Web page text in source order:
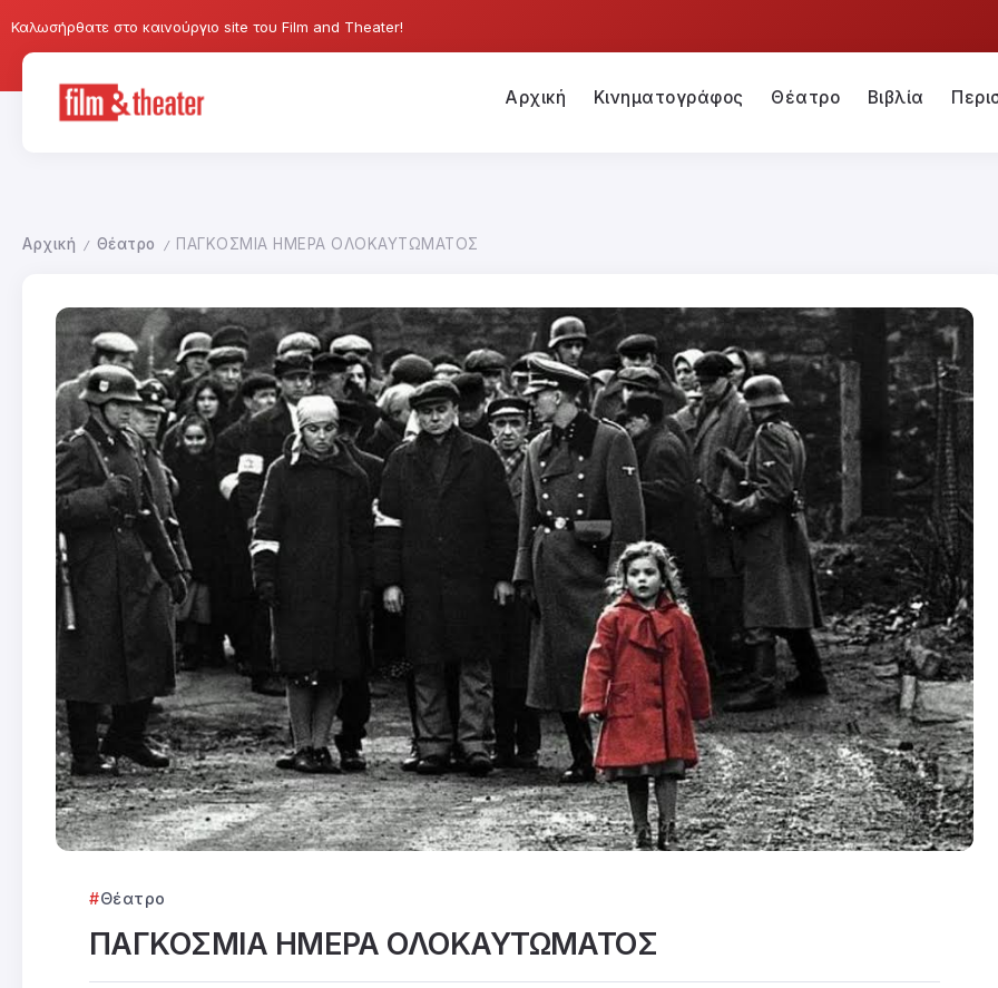
Καλωσήρθατε στο καινούργιο site του Film and Theater!
Αρχική Κινηματογράφος Θέατρο Βιβλία
Αρχική / Θέατρο / ΠΑΓΚΟΣΜΙΑ ΗΜΕΡΑ ΟΛΟΚΑΥΤΩΜΑΤΟΣ
Θέατρο
ΠΑΓΚΟΣΜΙΑ ΗΜΕΡΑ ΟΛΟΚΑΥΤΩΜΑΤΟΣ